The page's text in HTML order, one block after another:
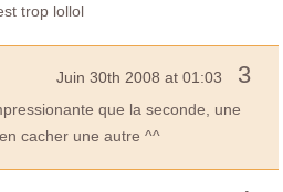
trop lollol
Juin 30th 2008 at 01:03 3
que la seconde, une
cacher une autre ^^